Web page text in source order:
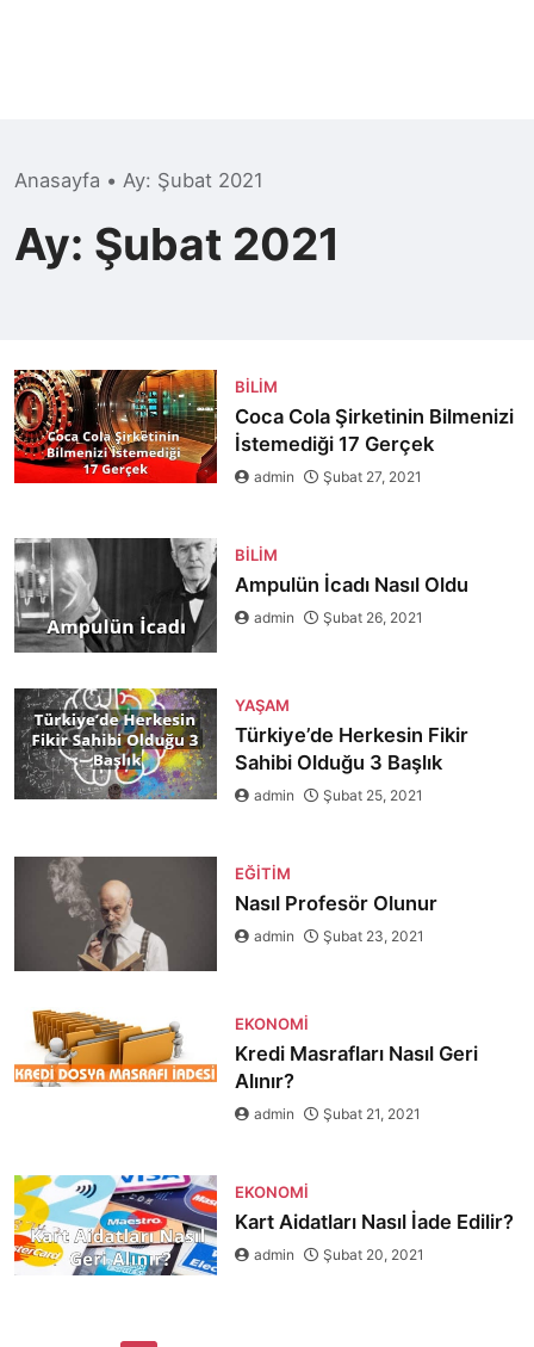
Anasayfa • Ay: Şubat 2021
Ay: Şubat 2021
BILIM
Coca Cola Şirketinin Bilmenizi
İstemediği 17 Gerçek
admin Şubat 27, 2021
BILIM
Ampulün İcadı Nasıl Oldu
admin Şubat 26, 2021
YAŞAM
Türkiye’de Herkesin Fikir
Sahibi Olduğu 3 Başlık
admin Şubat 25, 2021
EĞITIM
Nasıl Profesör Olunur
admin Şubat 23, 2021
EKONOMI
Kredi Masrafları Nasıl Geri
Alınır?
admin Şubat 21, 2021
EKONOMI
Kart Aidatları Nasıl İade Edilir?
admin Şubat 20, 2021